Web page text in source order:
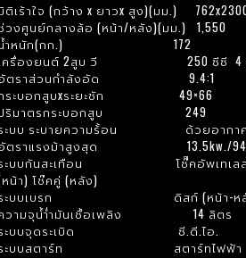
ติเร้าใจ (กว้าง x ยาวx สูง)(มม.)
วงศูนย์กลางล้อ (หน้า/หลัง)(มม.) 1,550
ำหนัก(กก.) 172
ครื่องยนต์ 2สูบ วี 250 ซีซี 4 จั
ตราส่วนกำลังอัด 9.4:1
ระบอกสูบxระยะชัก 49×66
ริมาตรกระบอกสูบ 249
ะบบ ระบายความร้้อน ด้วยอากาศ
ตราแรงม้าสูงสุด 13.5kw./
ะบบกันสะเทือน โช๊๊คอัพเทเลส
น้า) โช๊คคู่ (หลัง)
ะบบเบรก ดิสก์ (หน้า-หลั
วามจุน้ำ่ำมันเชื้อเพลิง 14 ลิตร
ะบบจุดระเบิด ซี.ดี.ไอ.
ะบบสตาร์ท สตาร์ทไฟฟ้า